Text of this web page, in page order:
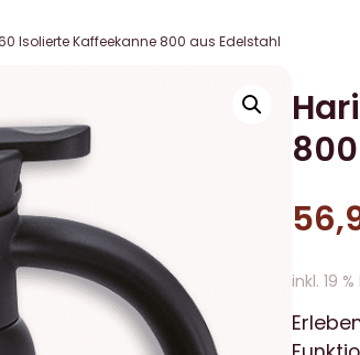
Isolierte Kaffeekanne 800 aus Edelstahl
inkl. 19